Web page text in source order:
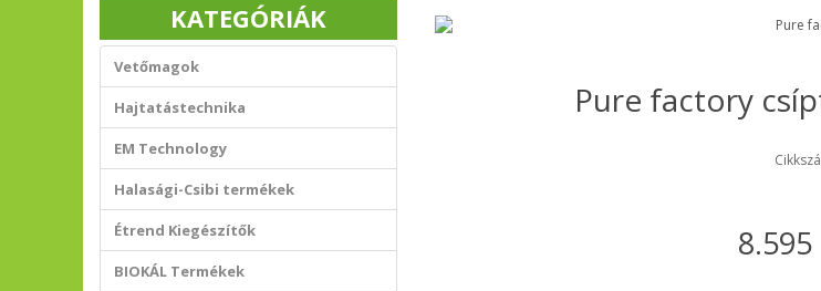
KATEGÓRIÁK
Vetőmagok
Hajtatástechnika
EM Technology
Halasági-Csibi termékek
Étrend Kiegészítők
BIOKÁL Termékek
Pure factory
8.595